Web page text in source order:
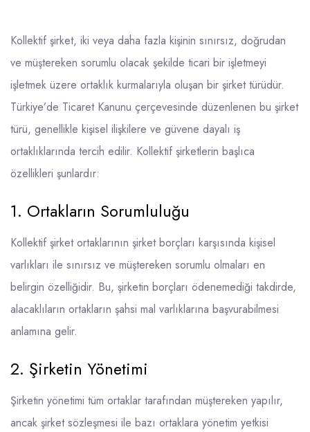
Kollektif şirket, iki veya daha fazla kişinin sınırsız, doğrudan
ve müştereken sorumlu olacak şekilde ticari bir işletmeyi
işletmek üzere ortaklık kurmalarıyla oluşan bir şirket türüdür.
Türkiye’de Ticaret Kanunu çerçevesinde düzenlenen bu şirket
türü, genellikle kişisel ilişkilere ve güvene dayalı iş
ortaklıklarında tercih edilir. Kollektif şirketlerin başlıca
özellikleri şunlardır:
1. Ortakların Sorumluluğu
Kollektif şirket ortaklarının şirket borçları karşısında kişisel
varlıkları ile sınırsız ve müştereken sorumlu olmaları en
belirgin özelliğidir. Bu, şirketin borçları ödenemediği takdirde,
alacaklıların ortakların şahsi mal varlıklarına başvurabilmesi
anlamına gelir.
2. Şirketin Yönetimi
Şirketin yönetimi tüm ortaklar tarafından müştereken yapılır,
ancak şirket sözleşmesi ile bazı ortaklara yönetim yetkisi